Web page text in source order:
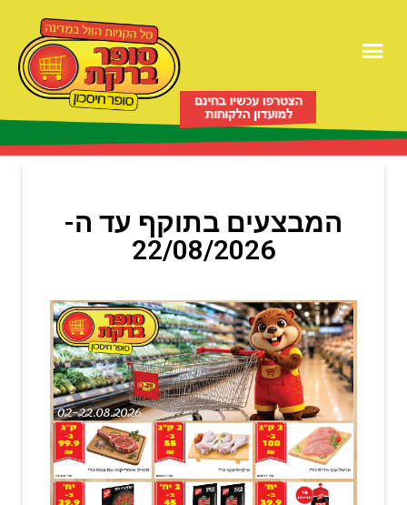
המבצעים בתוקף עד ה-
22/08/2026